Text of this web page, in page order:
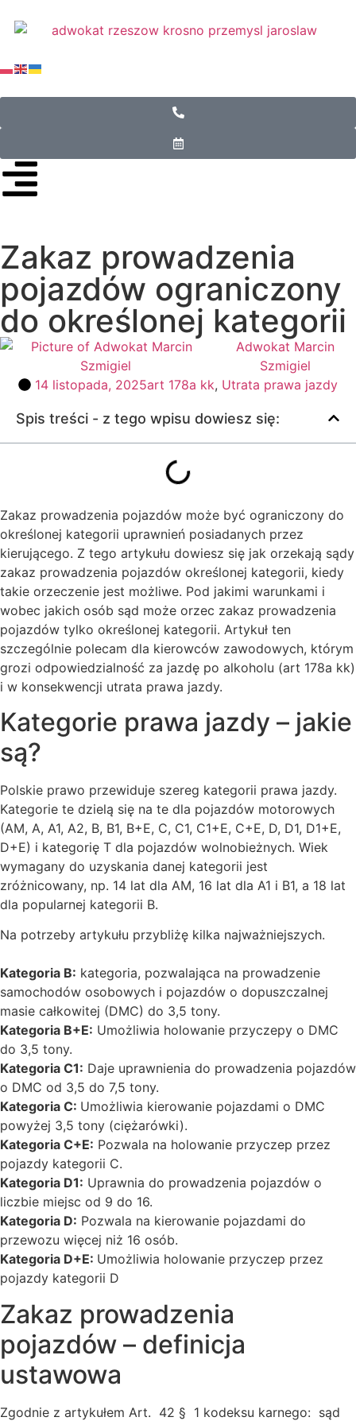
Zakaz prowadzenia
pojazdów ograniczony
do określonej kategorii
Adwokat Marcin
Szmigiel
14 listopada, 2025art 178a kk, Utrata prawa jazdy
Spis treści - z tego wpisu dowiesz się:
Zakaz prowadzenia pojazdów może być ograniczony do
określonej kategorii uprawnień posiadanych przez
kierującego. Z tego artykułu dowiesz się jak orzekają sądy
zakaz prowadzenia pojazdów określonej kategorii, kiedy
takie orzeczenie jest możliwe. Pod jakimi warunkami i
wobec jakich osób sąd może orzec zakaz prowadzenia
pojazdów tylko określonej kategorii. Artykuł ten
szczególnie polecam dla kierowców zawodowych, którym
grozi odpowiedzialność za jazdę po alkoholu (art 178a kk)
i w konsekwencji utrata prawa jazdy.
Kategorie prawa jazdy – jakie
są?
Polskie prawo przewiduje szereg kategorii prawa jazdy.
Kategorie te dzielą się na te dla pojazdów motorowych
(AM, A, A1, A2, B, B1, B+E, C, C1, C1+E, C+E, D, D1, D1+E,
D+E) i kategorię T dla pojazdów wolnobieżnych. Wiek
wymagany do uzyskania danej kategorii jest
zróżnicowany, np. 14 lat dla AM, 16 lat dla A1 i B1, a 18 lat
dla popularnej kategorii B.
Na potrzeby artykułu przybliżę kilka najważniejszych.
Kategoria B: kategoria, pozwalająca na prowadzenie
samochodów osobowych i pojazdów o dopuszczalnej
masie całkowitej (DMC) do 3,5 tony.
Kategoria B+E: Umożliwia holowanie przyczepy o DMC
do 3,5 tony.
Kategoria C1: Daje uprawnienia do prowadzenia pojazdów
o DMC od 3,5 do 7,5 tony.
Kategoria C: Umożliwia kierowanie pojazdami o DMC
powyżej 3,5 tony (ciężarówki).
Kategoria C+E: Pozwala na holowanie przyczep przez
pojazdy kategorii C.
Kategoria D1: Uprawnia do prowadzenia pojazdów o
liczbie miejsc od 9 do 16.
Kategoria D: Pozwala na kierowanie pojazdami do
przewozu więcej niż 16 osób.
Kategoria D+E: Umożliwia holowanie przyczep przez
pojazdy kategorii D
Zakaz prowadzenia
pojazdów – definicja
ustawowa
Zgodnie z artykułem Art. 42 § 1 kodeksu karnego: sąd